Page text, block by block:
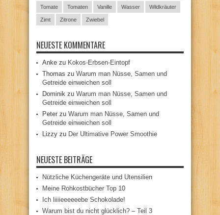
Tomate Tomaten Vanille Wasser Wildkräuter
Zimt Zitrone Zwiebel
NEUESTE KOMMENTARE
Anke zu Kokos-Erbsen-Eintopf
Thomas zu Warum man Nüsse, Samen und
Getreide einweichen soll
Dominik zu Warum man Nüsse, Samen und
Getreide einweichen soll
Peter zu Warum man Nüsse, Samen und
Getreide einweichen soll
Lizzy zu Der Ultimative Power Smoothie
NEUESTE BEITRÄGE
Nützliche Küchengeräte und Utensilien
Meine Rohkostbücher Top 10
Ich liiiieeeeeebe Schokolade!
Warum bist du nicht glücklich? – Teil 3